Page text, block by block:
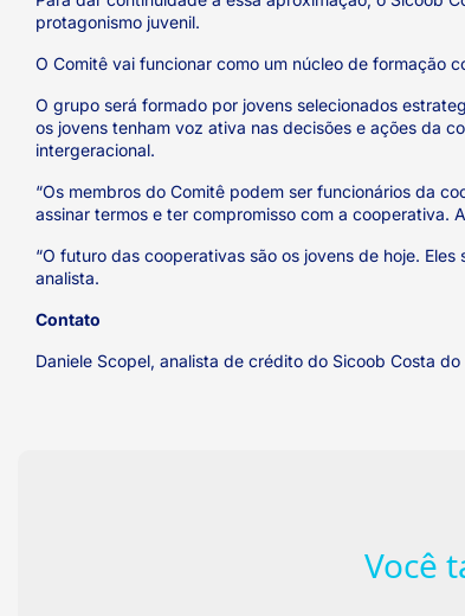
protagonismo juvenil.
O Comitê vai funcionar como um núcleo de formação
O grupo será formado por jovens selecionados
os jovens tenham voz ativa nas decisões e ações da
intergeracional.
“Os membros do Comitê podem ser funcionários da
assinar termos e ter compromisso com a cooperativa.
“O futuro das cooperativas são os jovens de hoje.
analista.
Contato
Daniele Scopel, analista de crédito do Sicoob Costa
Você